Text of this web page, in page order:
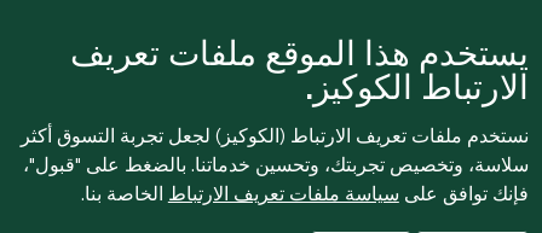
يستخدم هذا الموقع ملفات تعريف
الارتباط الكوكيز.
نستخدم ملفات تعريف الارتباط (الكوكيز) لجعل تجربة التسوق أكثر
سلاسة، وتخصيص تجربتك، وتحسين خدماتنا. بالضغط على "قبول"،
فإنك توافق على سياسة ملفات تعريف الارتباط الخاصة بنا.